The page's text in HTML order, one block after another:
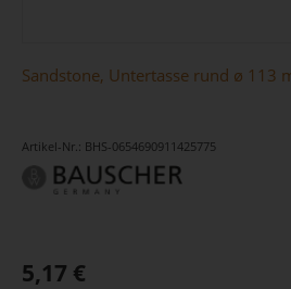
Sandstone, Untertasse rund ø 113
Artikel-Nr.: BHS-0654690911425775
5,17 €